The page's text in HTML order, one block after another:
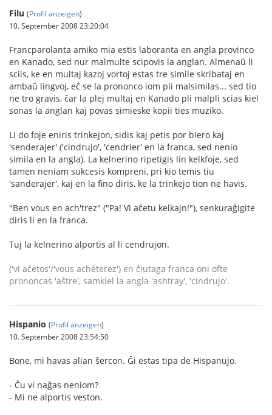
Filu (Profil anzeigen)
10. September 2008 23:20:04
Francparolanta amiko mia estis laboranta en angla provinco
en Kanado, sed nur malmulte scipovis la anglan. Almenaŭ li
sciis, ke en multaj kazoj vortoj estas tre simile skribataj en
ambaŭ lingvoj, eĉ se la prononco iom pli malsimilas... sed tio
ne tro gravis, ĉar la plej multaj en Kanado pli malpli scias kiel
sonas la anglan kaj povas simieske kopii ties muziko.
Li do foje eniris trinkejon, sidis kaj petis por biero kaj
'senderajer' ('cindrujo', 'cendrier' en la franca, sed nenio
simila en la angla). La kelnerino ripetigis lin kelkfoje, sed
tamen neniam sukcesis kompreni, pri kio temis tiu
'sanderajer', kaj en la fino diris, ke la trinkejo tion ne havis.
"Ben vous en ach'trez" ("Pa! Vi aĉetu kelkajn!"), senkuraĝigite
diris li en la franca.
Tuj la kelnerino alportis al li cendrujon.
('vi aĉetos'/'vous achèterez') en ĉiutaga franca oni ofte
prononcas 'aŝtre', samkiel la angla 'ashtray', 'cindrujo'.
Hispanio (Profil anzeigen)
10. September 2008 23:54:50
Bone, mi havas alian ŝercon. Ĝi estas tipa de Hispanujo.
- Ĉu vi naĝas neniom?
- Mi ne alportis veston.